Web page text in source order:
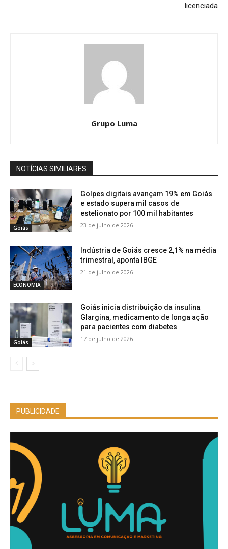
licenciada
Grupo Luma
NOTÍCIAS SIMILIARES
Goiás
Golpes digitais avançam 19% em Goiás
e estado supera mil casos de
estelionato por 100 mil habitantes
23 de julho de 2026
ECONOMIA
Indústria de Goiás cresce 2,1% na média
trimestral, aponta IBGE
21 de julho de 2026
Goiás
Goiás inicia distribuição da insulina
Glargina, medicamento de longa ação
para pacientes com diabetes
17 de julho de 2026
PUBLICIDADE